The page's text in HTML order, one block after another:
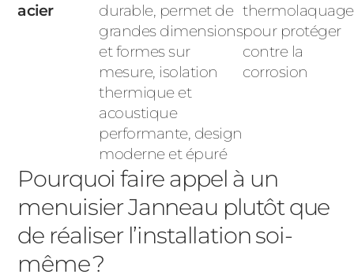
acier
durable, permet de
grandes dimensions
et formes sur
mesure, isolation
thermique et
acoustique
performante, design
moderne et épuré
thermolaquage
pour protéger
contre la
corrosion
Pourquoi faire appel à un
menuisier Janneau plutôt que
de réaliser l’installation soi-
même ?